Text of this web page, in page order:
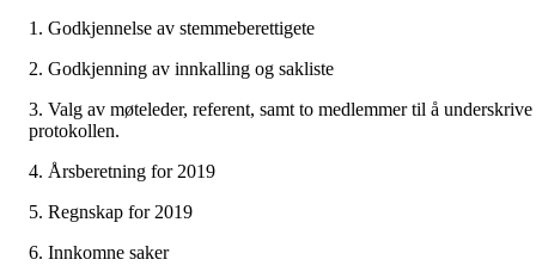
1. Godkjennelse av stemmeberettigete
2. Godkjenning av innkalling og sakliste
3. Valg av møteleder, referent, samt to medlemmer til å underskrive
protokollen.
4. Årsberetning for 2019
5. Regnskap for 2019
6. Innkomne saker